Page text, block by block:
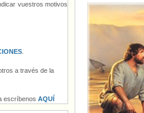
vuestros motivos
a través de la
escríbenos AQUÍ